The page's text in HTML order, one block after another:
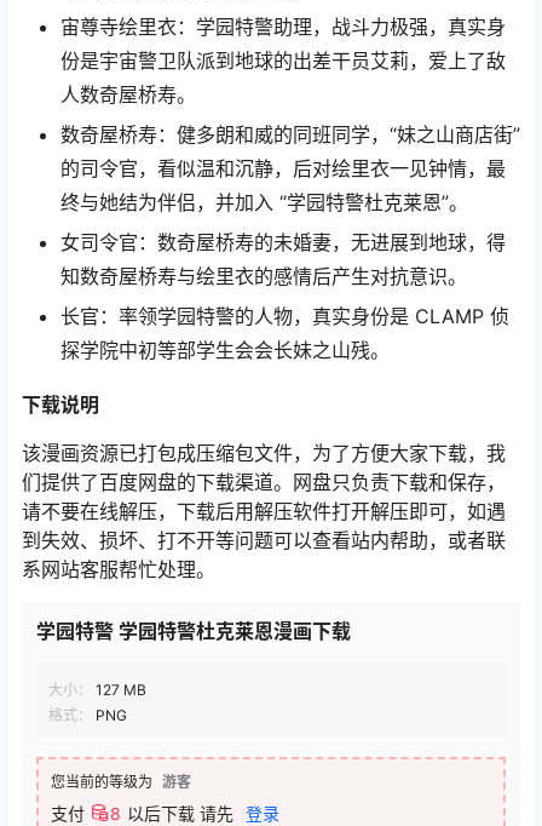
宙尊寺绘里衣：学园特警助理，战斗力极强，真实身
份是宇宙警卫队派到地球的出差干员艾莉，爱上了敌
人数奇屋桥寿。
数奇屋桥寿：健多朗和威的同班同学，“妹之山商店街”
的司令官，看似温和沉静，后对绘里衣一见钟情，最
终与她结为伴侣，并加入 “学园特警杜克莱恩”。
女司令官：数奇屋桥寿的未婚妻，无进展到地球，得
知数奇屋桥寿与绘里衣的感情后产生对抗意识。
长官：率领学园特警的人物，真实身份是 CLAMP 侦
探学院中初等部学生会会长妹之山残。
下载说明
该漫画资源已打包成压缩包文件，为了方便大家下载，我
们提供了百度网盘的下载渠道。网盘只负责下载和保存，
请不要在线解压，下载后用解压软件打开解压即可，如遇
到失效、损坏、打不开等问题可以查看站内帮助，或者联
系网站客服帮忙处理。
学园特警 学园特警杜克莱恩漫画下载
大小：
127 MB
格式：
PNG
您当前的等级为 游客
支付 8 以后下载 请先 登录